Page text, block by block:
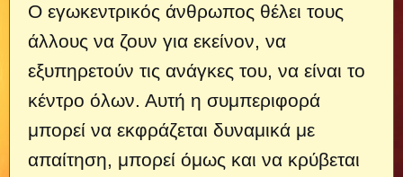
Ο εγωκεντρικός άνθρωπος θέλει τους
άλλους να ζουν για εκείνον, να
εξυπηρετούν τις ανάγκες του, να είναι το
κέντρο όλων. Αυτή η συμπεριφορά
μπορεί να εκφράζεται δυναμικά με
απαίτηση, μπορεί όμως και να κρύβεται